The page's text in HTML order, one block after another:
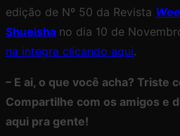
edição de Nº 50 da Revista
Shueisha no dia 10 de
na integra clicando aqui.
– E ai, o que você acha? Triste
Compartilhe com os amigos e
aqui pra gente!